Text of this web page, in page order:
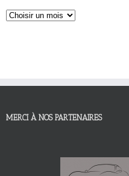
MERCI À NOS PARTENAIRES